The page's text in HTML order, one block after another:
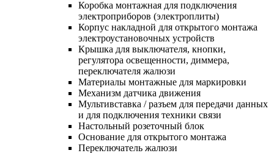
Коробка монтажная для подключения
электроприборов (электроплиты)
Корпус накладной для открытого монтажа
электроустановочных устройств
Крышка для выключателя, кнопки,
регулятора освещенности, диммера,
переключателя жалюзи
Материалы монтажные для маркировки
Механизм датчика движения
Мультивставка / разъем для передачи данных
и для подключения техники связи
Настольный розеточный блок
Основание для открытого монтажа
Переключатель жалюзи